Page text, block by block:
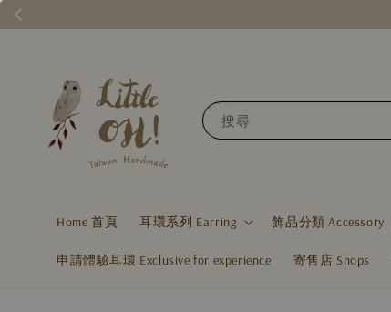
搜尋
Home 首頁 耳環系列 Earring 飾品分類 Accessory
申請體驗耳環 Exclusive for experience 寄售店 Shops